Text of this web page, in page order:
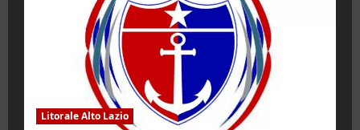
Litorale Alto Lazio